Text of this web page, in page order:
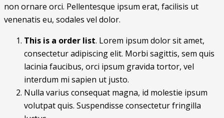
non ornare orci. Pellentesque ipsum erat, facilisis ut
venenatis eu, sodales vel dolor.
This is a order list. Lorem ipsum dolor sit amet,
consectetur adipiscing elit. Morbi sagittis, sem quis
lacinia faucibus, orci ipsum gravida tortor, vel
interdum mi sapien ut justo.
Nulla varius consequat magna, id molestie ipsum
volutpat quis. Suspendisse consectetur fringilla